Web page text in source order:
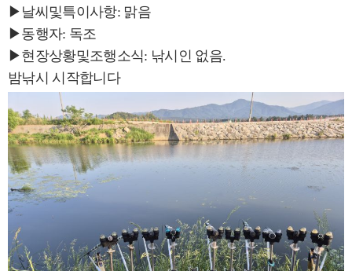
▶날씨및특이사항: 맑음
▶동행자: 독조
▶현장상황및조행소식: 낚시인 없음.
밤낚시 시작합니다